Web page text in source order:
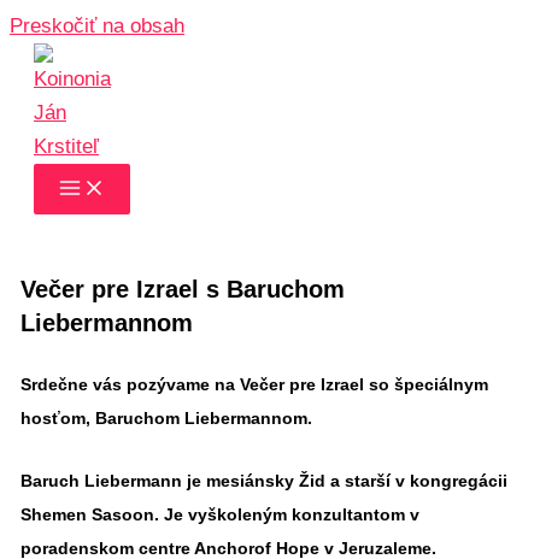
Preskočiť na obsah
Večer pre Izrael s Baruchom
Liebermannom
Srdečne vás pozývame na Večer pre Izrael so špeciálnym
hosťom, Baruchom Liebermannom.
Baruch Liebermann je mesiánsky Žid a starší v kongregácii
Shemen Sasoon. Je vyškoleným konzultantom v
poradenskom centre Anchorof Hope v Jeruzaleme.